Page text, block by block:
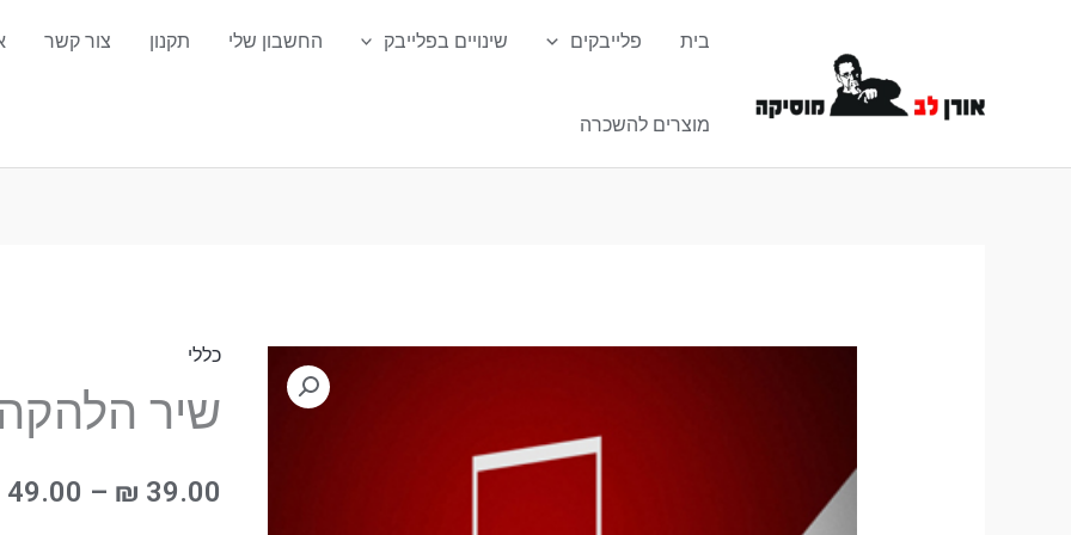
בית פלייבקים שינויים בפלייבק החשבון שלי תקנון צור קשר
מוצרים להשכרה
כללי
שיר הלהקה
₪ 39.00
–
49.00
כמות
של
שיר
פלייבק